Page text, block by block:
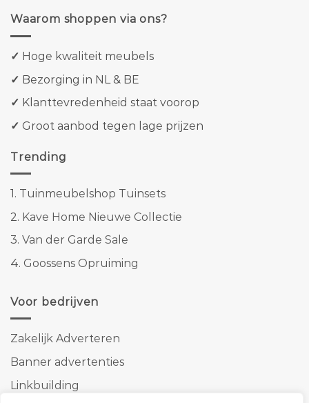
Waarom shoppen via ons?
✓ Hoge kwaliteit meubels
✓ Bezorging in NL & BE
✓ Klanttevredenheid staat voorop
✓ Groot aanbod tegen lage prijzen
Trending
1. Tuinmeubelshop Tuinsets
2. Kave Home Nieuwe Collectie
3. Van der Garde Sale
4. Goossens Opruiming
Voor bedrijven
Zakelijk Adverteren
Banner advertenties
Linkbuilding